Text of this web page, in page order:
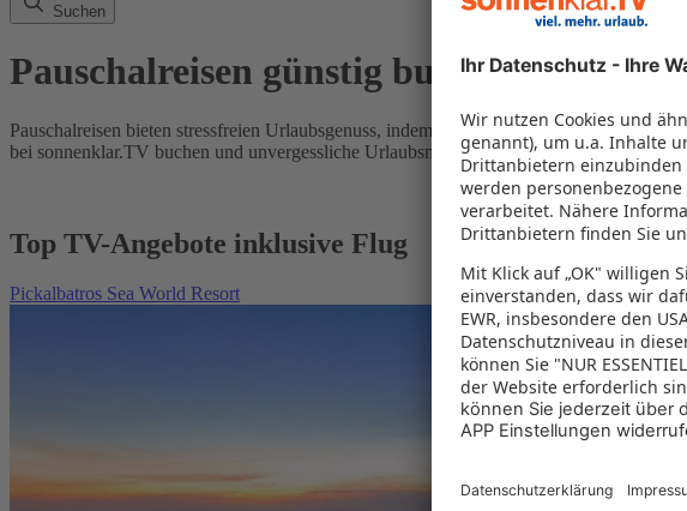
Suchen
Pauschalreisen günstig buchen
Pauschalreisen bieten stressfreien Urlaubsgenuss, indem Flug und Hotel in einem
bei sonnenklar.TV buchen und unvergessliche Urlaubsmomente erleben!
Top TV-Angebote inklusive Flug
Pickalbatros Sea World Resort